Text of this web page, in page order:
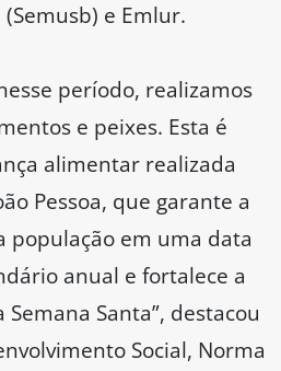
e Emlur.
período, realizamos
e peixes. Esta é
alimentar realizada
Pessoa, que garante a
em uma data
anual e fortalece a
Santa”, destacou
Social, Norma